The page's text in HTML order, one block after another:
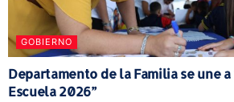
GOBIERNO
Departamento de la Familia se une a
Escuela 2026”